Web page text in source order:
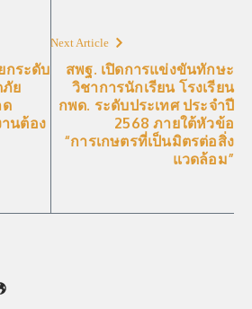
กระดับ
ย
ด
นต้อง
Next Article
สพฐ. เปิดการแข่งขันทักษะ
วิชาการนักเรียน โรงเรียน
กพด. ระดับประเทศ ประจำปี
2568 ภายใต้หัวข้อ
“การเกษตรที่เป็นมิตรต่อสิ่ง
แวดล้อม”